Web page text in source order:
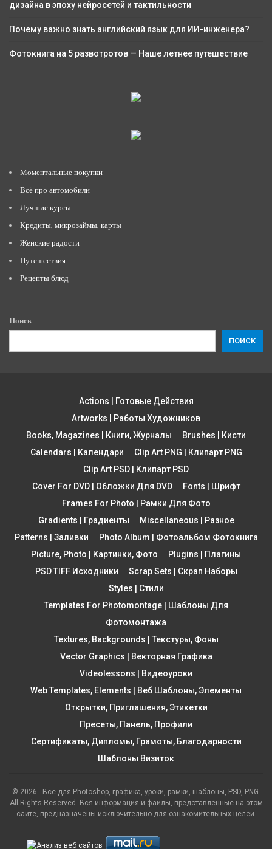
дизайна в эпоху нейросетей и тактильности
Почему важно знать английский язык для ИИ-инженера?
Фотокнига на 5 развотротов — Наше летнее путешествие
Моментальные покупки
Всё про автомобили
Лучшие курсы
Кредиты, микрозаймы, карты
Женские радости
Путешествия
Рецепты блюд
Поиск
ПОИСК
Actions | Готовые Действия
Artworks | Работы Художников
Books, Magazines | Книги, Журналы
Brushes | Кисти
Calendars | Календари
Clip Art PNG | Клипарт PNG
Clip Art PSD | Клипарт PSD
Cover For DVD | Обложки Для DVD
Fonts | Шрифт
Frames For Photo | Рамки Для Фото
Gradients | Градиенты
Miscellaneous | Разное
Patterns | Заливки
Photo Album | Фотоальбом Фотокнига
Picture, Photo | Картинки, Фото
Plugins | Плагины
PSD TIFF Исходники
Scrap Sets | Скрап Наборы
Styles | Стили
Templates For Photomontage | Шаблоны Для
Фотомонтажа
Textures, Backgrounds | Текстуры, Фоны
Vector Graphics | Векторная Графика
Videolessons | Видеоуроки
Web Templates, Elements | Веб Шаблоны, Элементы
Открытки, Приглашения, Этикетки
Пресеты, Панель, Профили
Сертификаты, Дипломы, Грамоты, Благодарности
Шаблоны Визиток
© 2026 - Всё для Photoshop, графика, уроки, рамки, шаблоны, PSD, PNG.
All Rights Reserved. Вся информация и файлы, представленные на этом
сайте, предназначены исключительно для ознакомительных целей.